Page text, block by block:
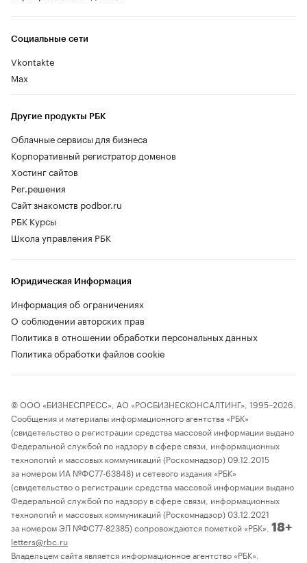
Социальные сети
Vkontakte
Max
Другие продукты РБК
Облачные сервисы для бизнеса
Корпоративный регистратор доменов
Хостинг сайтов
Рег.решения
Сайт знакомств podbor.ru
РБК Курсы
Школа управления РБК
Юридическая Информация
Информация об ограничениях
О соблюдении авторских прав
Политика в отношении обработки персональных данных
Политика обработки файлов cookie
© ООО «БИЗНЕСПРЕСС», АО «РОСБИЗНЕСКОНСАЛТИНГ», 1995–2026.
Сообщения и материалы информационного агентства «РБК»
(свидетельство о регистрации средства массовой информации выдано
Федеральной службой по надзору в сфере связи, информационных
технологий и массовых коммуникаций (Роскомнадзор) 09.12.2015
за номером ИА №ФС77-63848) и сетевого издания «РБК»
(свидетельство о регистрации средства массовой информации выдано
Федеральной службой по надзору в сфере связи, информационных
технологий и массовых коммуникаций (Роскомнадзор) 03.12.2021
за номером ЭЛ №ФС77-82385) сопровождаются пометкой «РБК». 18+
letters@rbc.ru
Владельцем сайта является информационное агентство «РБК».